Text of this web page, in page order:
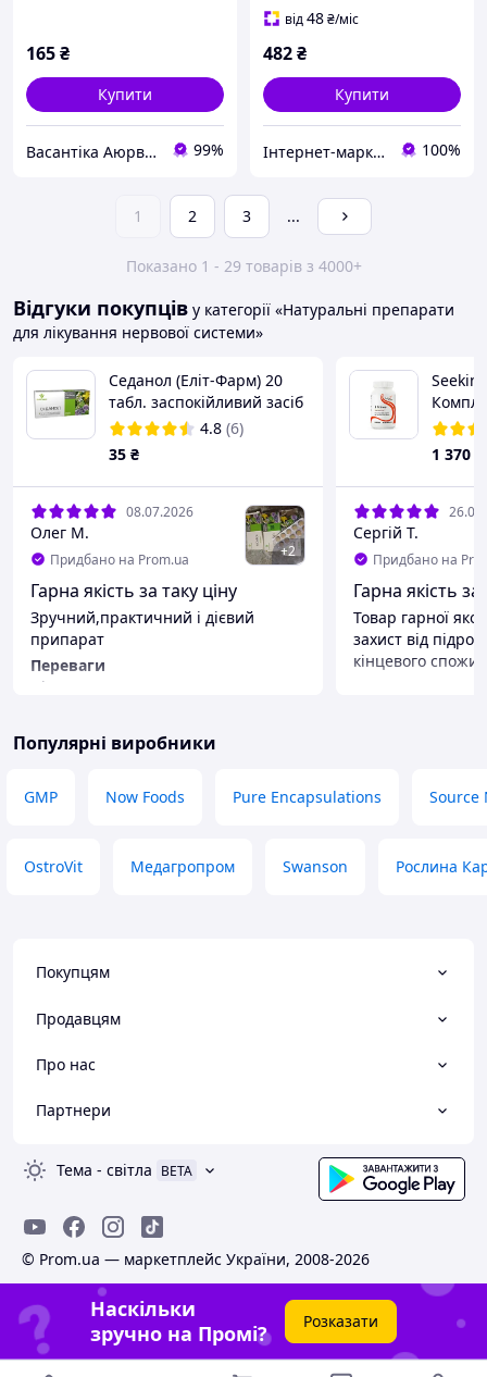
165₴
Купити
Васантіка Аюрведа 99%
від48₴/міс
482₴
Купити
Інтернет-маркет "БіоЖиття" 100%
1 2 3 ...
Показано 1 - 29 товарів з 4000+
Відгуки покупців у категорії «Натуральні препарати
для лікування нервової системи»
Седанол (Еліт-Фарм) 20
табл. заспокійливий засіб
4.8 (6)
35 ₴
08.07.2026
Олег М.
Придбано на Prom.ua +2
Гарна якість за таку ціну
Зручний,практичний і дієвий
припарат
Переваги
Ціна
Немає
Б без
1 370
Сергій Т.
Придбано на
Гарна якість
Товар гарної
захист від
кінцевого
Популярні виробники
GMP Now Foods Pure Encapsulations Source
OstroVit Медагропром Swanson Рослина
Покупцям
Продавцям
Про нас
Партнери
Тема - світла BETA
© Prom.ua — маркетплейс України, 2008-2026
Наскільки
зручно на Промі?
Розказати